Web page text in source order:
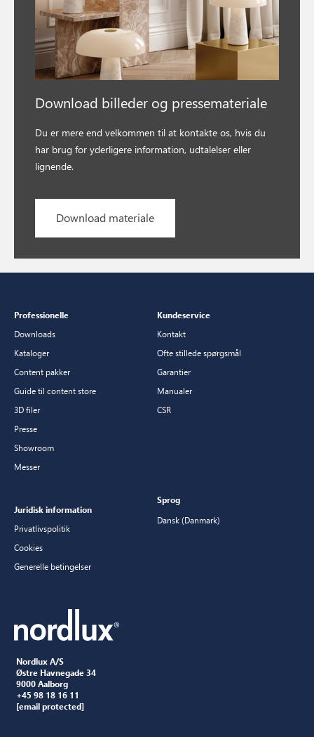
Download billeder og pressemateriale
Du er mere end velkommen til at kontakte os, hvis du
har brug for yderligere information, udtalelser eller
lignende.
Download materiale
Nordlux A/S
Østre Havnegade 34
9000 Aalborg
+45 98 18 16 11
[email protected]
Professionelle
Downloads
Kataloger
Content pakker
Guide til content store
3D filer
Presse
Showroom
Messer
Kundeservice
Kontakt
Ofte stillede spørgsmål
Garantier
Manualer
CSR
Juridisk information
Privatlivspolitik
Cookies
Generelle betingelser
Sprog
Dansk (Danmark)